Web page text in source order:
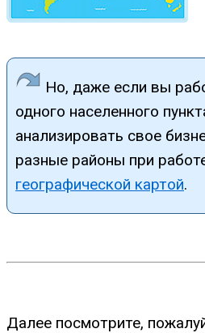
Но, даже если вы
одного населенного
анализировать свое
разные районы при
географической картой.
Далее посмотрите,